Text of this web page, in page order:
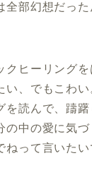
全部幻想だっ
クヒーリング
い、でもこわ
を読んで、躊
の中の愛に気
って言いたい